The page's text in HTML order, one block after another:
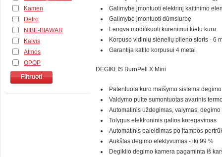
Kamen
Defro
NIBE-BIAWAR
Kalvis
Atmos
OPOP
Filtruoti
Galimybė įmontuoti elektrinį kaitinimo
Galimybė įmontuoti dūmsiurbę
Lengva modifikuoti kūrenimui kietu kuru
Korpuso vidinių sienelių plieno storis - 6
Garantija katilo korpusui 4 metai
DEGIKLIS BurnPell X Mini
Patentuota kuro maišymo sistema
Valdymo pulte sumontuotas avarinis
Automatinis uždegimas, valymas,
Tolygus elektroninis galios koregavimas
Automatinis paleidimas po įtampos
Aukštas degimo efektyvumas - iki 99 %
Degiklio degimo kamera pagaminta iš